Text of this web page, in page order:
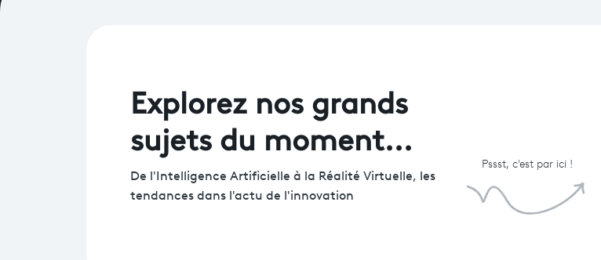
Explorez nos grands
sujets du moment...
De l'Intelligence Artificielle à la Réalité Virtuelle, les
tendances dans l'actu de l'innovation
Pssst, c'est par ici !